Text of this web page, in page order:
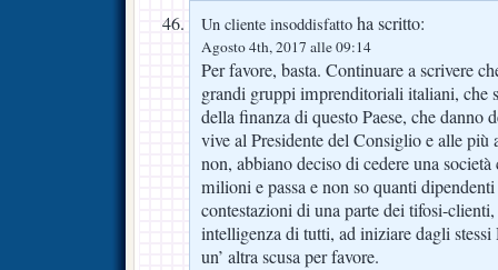
Un cliente insoddisfatto ha scritto:
Agosto 4th, 2017 alle 09:14
Per favore, basta. Continuare a scrivere
grandi gruppi imprenditoriali italiani, che
della finanza di questo Paese, che danno
vive al Presidente del Consiglio e alle più
non, abbiano deciso di cedere una
milioni e passa e non so quanti
contestazioni di una parte dei tifosi-clienti,
intelligenza di tutti, ad iniziare dagli
un’ altra scusa per favore.